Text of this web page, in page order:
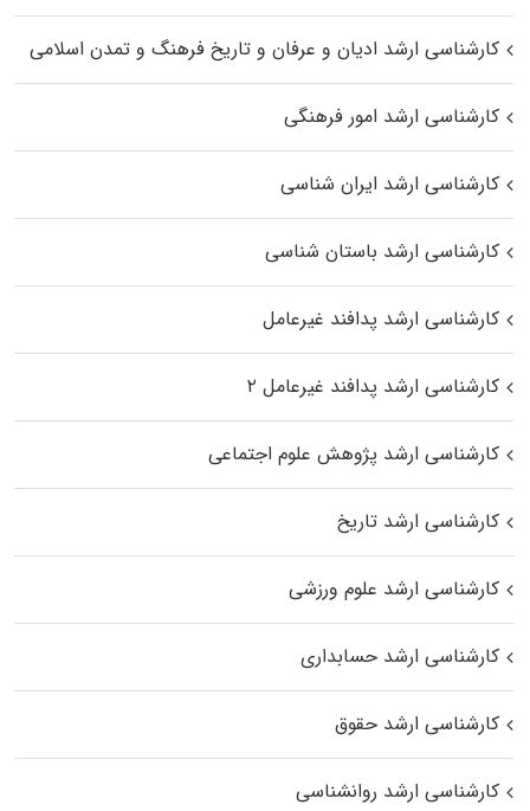
کارشناسی ارشد ادیان و عرفان و تاریخ فرهنگ و تمدن اسلامی
کارشناسی ارشد امور فرهنگی
کارشناسی ارشد ایران شناسی
کارشناسی ارشد باستان شناسی
کارشناسی ارشد پدافند غیرعامل
کارشناسی ارشد پدافند غیرعامل ۲
کارشناسی ارشد پژوهش علوم اجتماعی
کارشناسی ارشد تاریخ
کارشناسی ارشد علوم ورزشی
کارشناسی ارشد حسابداری
کارشناسی ارشد حقوق
کارشناسی ارشد روانشناسی